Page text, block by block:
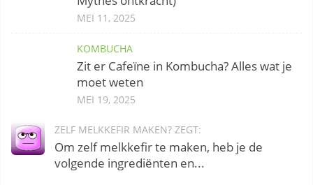
MEI 11, 2025
KOMBUCHA
Zit er Cafeïne in Kombucha? Alles wat je
moet weten
MEI 19, 2025
ZELF MELKKEFIR MAKEN? ZEGT:
Om zelf melkkefir te maken, heb je de
volgende ingrediënten en...